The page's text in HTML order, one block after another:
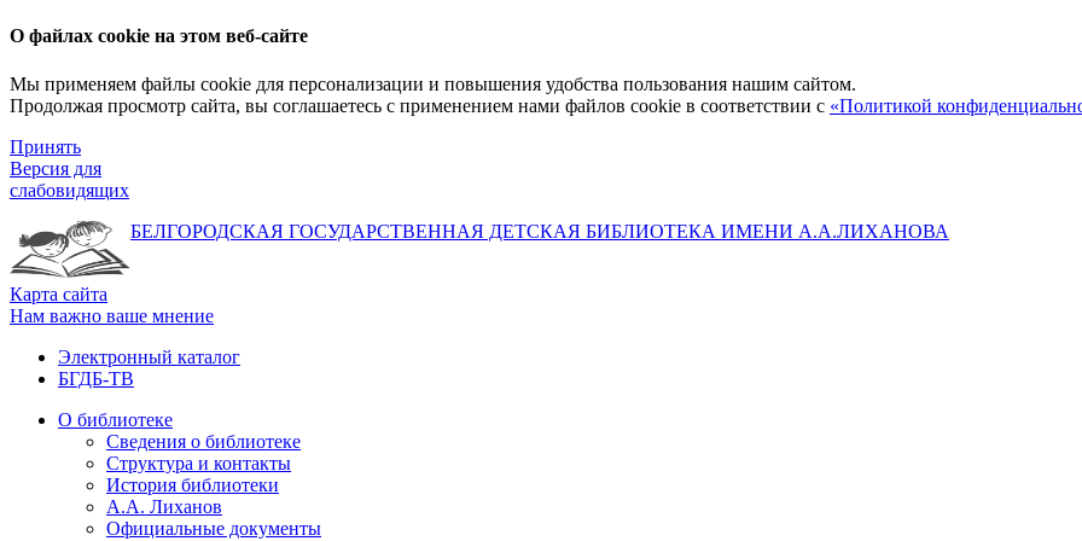
О файлах cookie на этом веб-сайте
Мы применяем файлы cookie для персонализации и повышения удобства пользования нашим сайтом.
Продолжая просмотр сайта, вы соглашаетесь с применением нами файлов cookie в соответствии с «Политикой
Принять
Версия для
слабовидящих
БЕЛГОРОДСКАЯ ГОСУДАРСТВЕННАЯ ДЕТСКАЯ БИБЛИОТЕКА ИМЕНИ А.А.ЛИХАНОВА
Карта сайта
Нам важно ваше мнение
Электронный каталог
БГДБ-ТВ
О библиотеке
Сведения о библиотеке
Структура и контакты
История библиотеки
А.А. Лиханов
Официальные документы